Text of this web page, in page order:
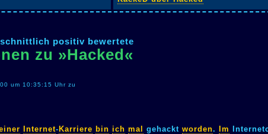
positiv bewertete
zu »Hacked«
um 10:35:15 Uhr zu
Internet- Karriere bin ich mal gehackt worden. Im